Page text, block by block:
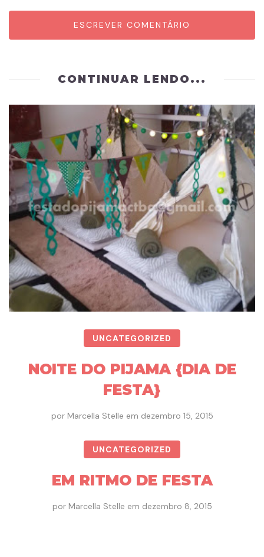
ESCREVER COMENTÁRIO
CONTINUAR LENDO...
UNCATEGORIZED
NOITE DO PIJAMA {DIA DE
FESTA}
por Marcella Stelle em dezembro 15, 2015
UNCATEGORIZED
EM RITMO DE FESTA
por Marcella Stelle em dezembro 8, 2015